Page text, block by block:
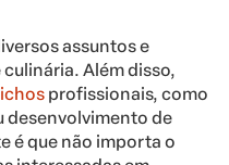
assuntos e
Além disso,
profissionais, como
desenvolvimento de
é que não importa o